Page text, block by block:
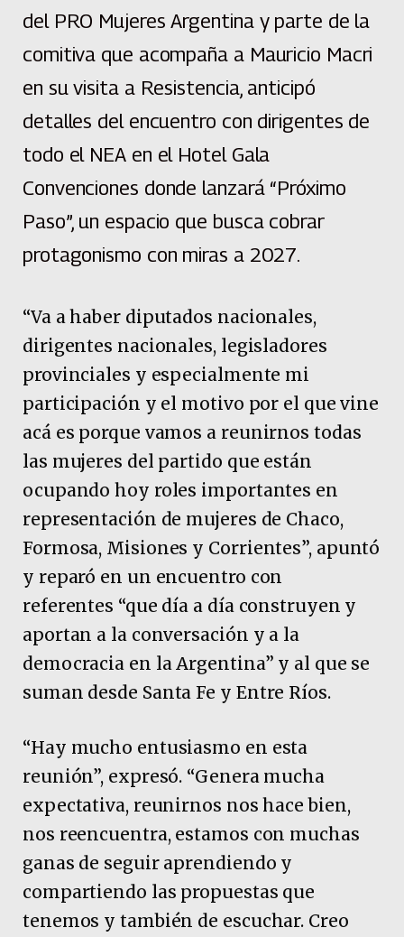
del PRO Mujeres Argentina y parte de la
comitiva que acompaña a Mauricio Macri
en su visita a Resistencia, anticipó
detalles del encuentro con dirigentes de
todo el NEA en el Hotel Gala
Convenciones donde lanzará “Próximo
Paso”, un espacio que busca cobrar
protagonismo con miras a 2027.
“Va a haber diputados nacionales,
dirigentes nacionales, legisladores
provinciales y especialmente mi
participación y el motivo por el que vine
acá es porque vamos a reunirnos todas
las mujeres del partido que están
ocupando hoy roles importantes en
representación de mujeres de Chaco,
Formosa, Misiones y Corrientes”, apuntó
y reparó en un encuentro con
referentes “que día a día construyen y
aportan a la conversación y a la
democracia en la Argentina” y al que se
suman desde Santa Fe y Entre Ríos.
“Hay mucho entusiasmo en esta
reunión”, expresó. “Genera mucha
expectativa, reunirnos nos hace bien,
nos reencuentra, estamos con muchas
ganas de seguir aprendiendo y
compartiendo las propuestas que
tenemos y también de escuchar. Creo